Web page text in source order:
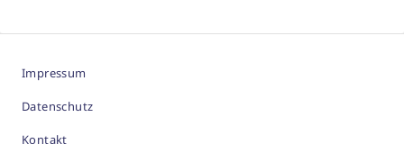
Impressum
Datenschutz
Kontakt